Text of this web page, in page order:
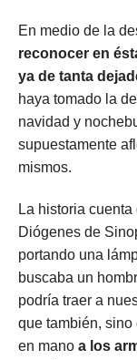
En medio de la
reconocer en
ya de tanta
haya tomado la
navidad y
supuestamente
mismos.
La historia
Diógenes de
portando una
buscaba un
podría traer a
que también,
en mano a los